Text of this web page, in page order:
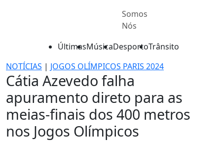
Somos
Nós
ÚltimasMúsicaDesportoTrânsito
NOTÍCIAS | JOGOS OLÍMPICOS PARIS 2024
Cátia Azevedo falha
apuramento direto para as
meias-finais dos 400 metros
nos Jogos Olímpicos